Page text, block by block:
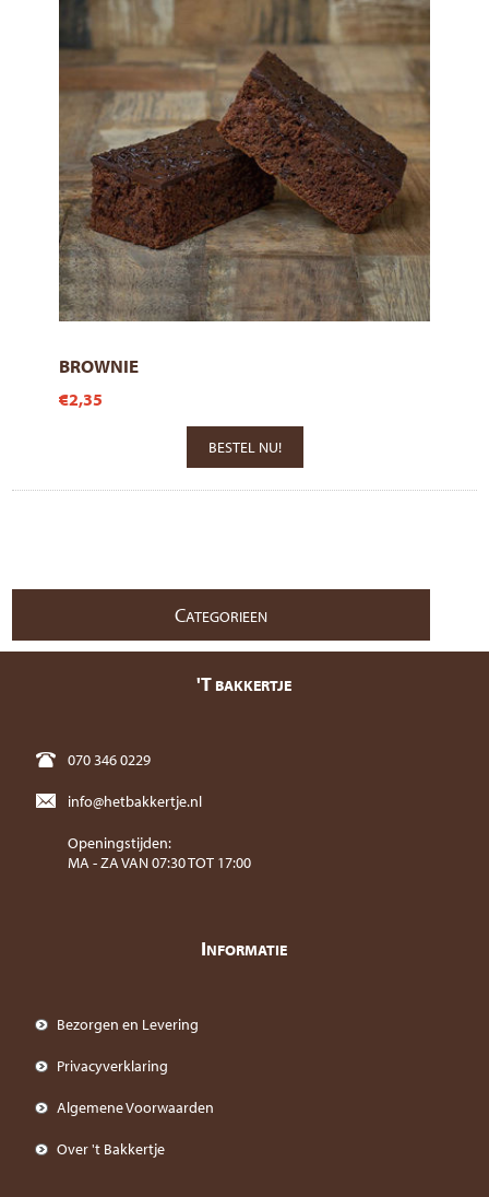
BROWNIE
€2,35
CATEGORIEEN
'T BAKKERTJE
070 346 0229
info@hetbakkertje.nl
Openingstijden:
MA - ZA VAN 07:30 TOT 17:00
INFORMATIE
Bezorgen en Levering
Privacyverklaring
Algemene Voorwaarden
Over 't Bakkertje